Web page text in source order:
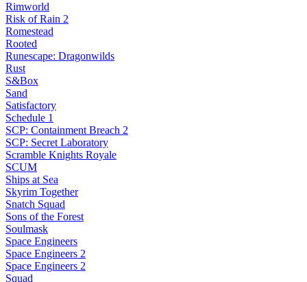
Rimworld
Risk of Rain 2
Romestead
Rooted
Runescape: Dragonwilds
Rust
S&Box
Sand
Satisfactory
Schedule 1
SCP: Containment Breach 2
SCP: Secret Laboratory
Scramble Knights Royale
SCUM
Ships at Sea
Skyrim Together
Snatch Squad
Sons of the Forest
Soulmask
Space Engineers
Space Engineers 2
Space Engineers 2
Squad